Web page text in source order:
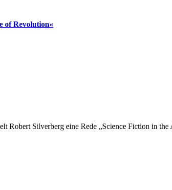
of Revolution«
Robert Silverberg eine Rede „Science Fiction in